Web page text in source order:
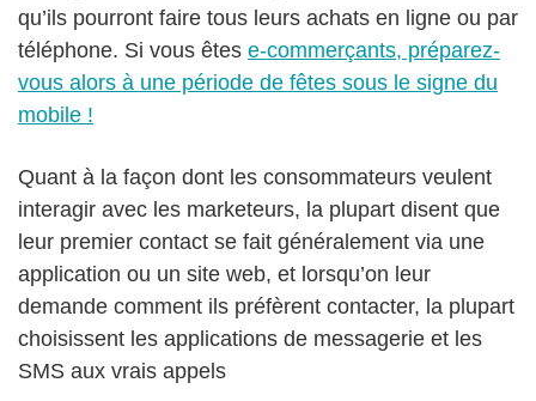
qu’ils pourront faire tous leurs achats en ligne ou par
téléphone. Si vous êtes e-commerçants, préparez-
vous alors à une période de fêtes sous le signe du
mobile !
Quant à la façon dont les consommateurs veulent
interagir avec les marketeurs, la plupart disent que
leur premier contact se fait généralement via une
application ou un site web, et lorsqu’on leur
demande comment ils préfèrent contacter, la plupart
choisissent les applications de messagerie et les
SMS aux vrais appels